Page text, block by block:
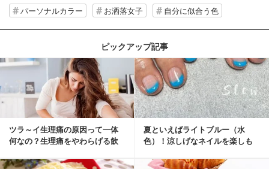
パーソナルカラー お洒落女子 自分に似合う色
ピックアップ記事
ツラ～イ生理痛の原因って一体
何なの？生理痛をやわらげる飲
夏といえばライトブルー（水
色）！涼しげなネイルを楽しも